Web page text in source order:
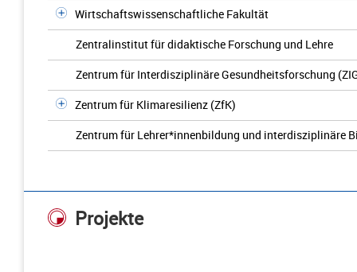
Wirtschaftswissenschaftliche Fakultät
Zentralinstitut für didaktische Forschung und Lehre
Zentrum für Interdisziplinäre Gesundheitsforschung
Zentrum für Klimaresilienz (ZfK)
Zentrum für Lehrer*innenbildung und interdisziplinäre
Projekte